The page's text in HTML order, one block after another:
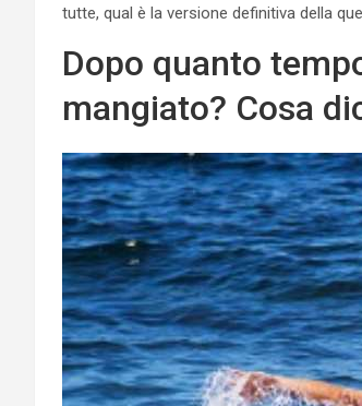
tutte, qual è la versione definitiva della
Dopo quanto
mangiato? Cosa